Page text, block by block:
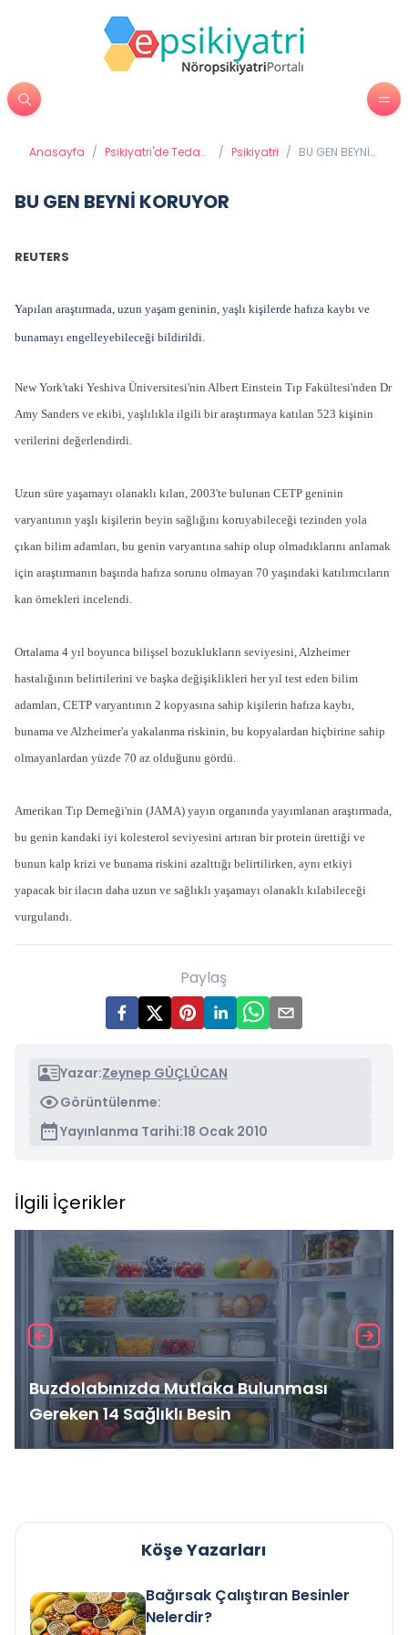
Anasayfa / Psikiyatri'de Tedavi
/ Psikiyatri / BU GEN BEYNİ
BU GEN BEYNİ KORUYOR
REUTERS
Yapılan araştırmada, uzun yaşam geninin, yaşlı kişilerde hafıza kaybı ve
bunamayı engelleyebileceği bildirildi.
New York'taki Yeshiva Üniversitesi'nin Albert Einstein Tıp Fakültesi'nden Dr
Amy Sanders ve ekibi, yaşlılıkla ilgili bir araştırmaya katılan 523 kişinin
verilerini değerlendirdi.
Uzun süre yaşamayı olanaklı kılan, 2003'te bulunan CETP geninin
varyantının yaşlı kişilerin beyin sağlığını koruyabileceği tezinden yola
çıkan bilim adamları, bu genin varyantına sahip olup olmadıklarını anlamak
için araştırmanın başında hafıza sorunu olmayan 70 yaşındaki katılımcıların
kan örnekleri incelendi.
Ortalama 4 yıl boyunca bilişsel bozuklukların seviyesini, Alzheimer
hastalığının belirtilerini ve başka değişiklikleri her yıl test eden bilim
adamları, CETP varyantının 2 kopyasına sahip kişilerin hafıza kaybı,
bunama ve Alzheimer'a yakalanma riskinin, bu kopyalardan hiçbirine sahip
olmayanlardan yüzde 70 az olduğunu gördü.
Amerikan Tıp Derneği'nin (JAMA) yayın organında yayımlanan araştırmada,
bu genin kandaki iyi kolesterol seviyesini artıran bir protein ürettiği ve
bunun kalp krizi ve bunama riskini azalttığı belirtilirken, aynı etkiyi
yapacak bir ilacın daha uzun ve sağlıklı yaşamayı olanaklı kılabileceği
vurgulandı.
Paylaş
Yazar:Zeynep GÜÇLÜCAN
Görüntülenme:
Yayınlanma Tarihi:18 Ocak 2010
İlgili İçerikler
Buzdolabınızda Mutlaka Bulunması
Gereken 14 Sağlıklı Besin
Köşe Yazarları
Bağırsak Çalıştıran Besinler
Nelerdir?